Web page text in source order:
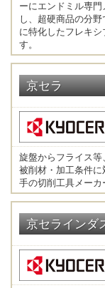
ーにエンドミル専
し、超硬商品の分
に特化したフレキ
す。
京セラ
旋盤からフライス
被削材・加工条件
手の切削工具メーカ
京セラインダ